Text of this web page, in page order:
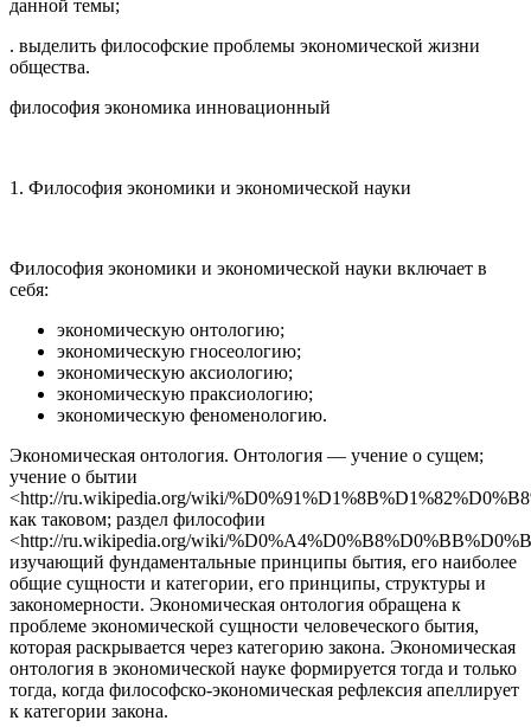
данной темы;
. выделить философские проблемы экономической жизни
общества.
философия экономика инновационный
1. Философия экономики и экономической науки
Философия экономики и экономической науки включает в
себя:
экономическую онтологию;
экономическую гносеологию;
экономическую аксиологию;
экономическую праксиологию;
экономическую феноменологию.
Экономическая онтология. Онтология — учение о сущем;
учение о бытии
<http://ru.wikipedia.org/wiki/
как таковом; раздел философии
<http://ru.wikipedia.org/wiki/
изучающий фундаментальные принципы бытия, его наиболее
общие сущности и категории, его принципы, структуры и
закономерности. Экономическая онтология обращена к
проблеме экономической сущности человеческого бытия,
которая раскрывается через категорию закона. Экономическая
онтология в экономической науке формируется тогда и только
тогда, когда философско-экономическая рефлексия апеллирует
к категории закона.